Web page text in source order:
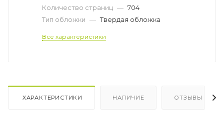
Количество страниц — 704
Тип обложки — Твердая обложка
Все характеристики
ХАРАКТЕРИСТИКИ НАЛИЧИЕ ОТЗЫВЫ